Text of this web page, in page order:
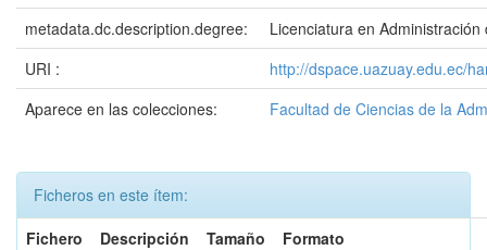
metadata.dc.description.degree:
Licenciatura en Administración
URI :
http://dspace.uazuay.edu.ec/
Aparece en las colecciones:
Facultad de Ciencias de la
Ficheros en este ítem:
Fichero
Descripción Tamaño
Formato